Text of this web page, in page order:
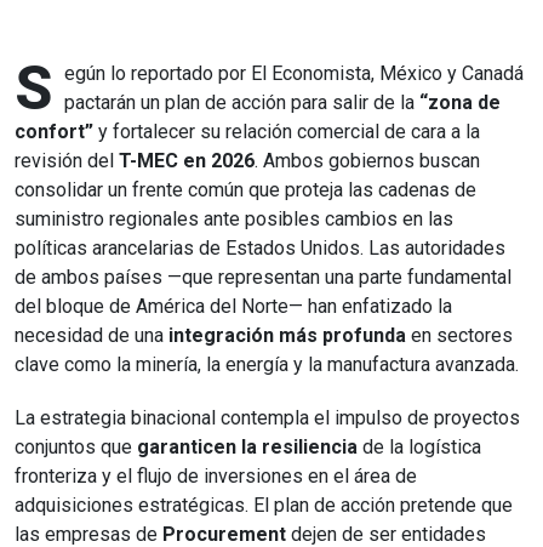
S egún lo reportado por El Economista, México y Canadá
pactarán un plan de acción para salir de la “zona de
confort” y fortalecer su relación comercial de cara a la
revisión del T-MEC en 2026. Ambos gobiernos buscan
consolidar un frente común que proteja las cadenas de
suministro regionales ante posibles cambios en las
políticas arancelarias de Estados Unidos. Las autoridades
de ambos países —que representan una parte fundamental
del bloque de América del Norte— han enfatizado la
necesidad de una integración más profunda en sectores
clave como la minería, la energía y la manufactura avanzada.
La estrategia binacional contempla el impulso de proyectos
conjuntos que garanticen la resiliencia de la logística
fronteriza y el flujo de inversiones en el área de
adquisiciones estratégicas. El plan de acción pretende que
las empresas de Procurement dejen de ser entidades